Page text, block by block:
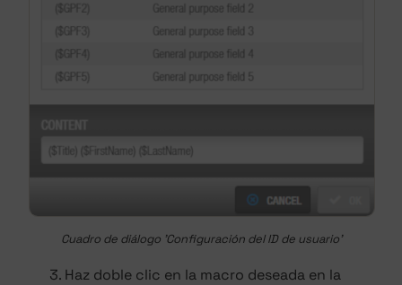
Cuadro de diálogo 'Configuración del ID de usuario'
Haz doble clic en la macro deseada en la